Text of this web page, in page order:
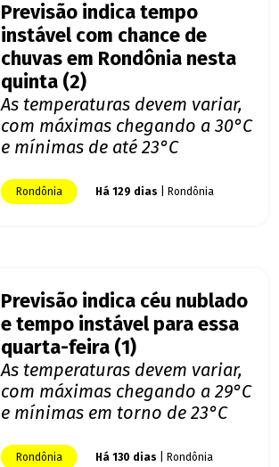
Previsão indica tempo
instável com chance de
chuvas em Rondônia nesta
quinta (2)
As temperaturas devem variar,
com máximas chegando a 30°C
e mínimas de até 23°C
Rondônia Há 129 dias | Rondônia
Previsão indica céu nublado
e tempo instável para essa
quarta-feira (1)
As temperaturas devem variar,
com máximas chegando a 29°C
e mínimas em torno de 23°C
Rondônia Há 130 dias | Rondônia